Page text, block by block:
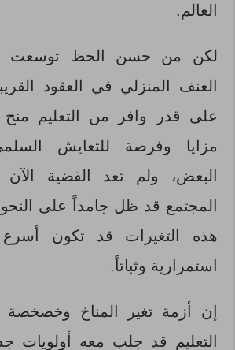
العالم.
لكن من حسن الحظ توسعت
العنف المنزلي في العقود
على قدر وافر من التعليم منح
مزايا وفرصة للتعايش
البعض، ولم تعد القضية
المجتمع قد ظل جامداً على
هذه التغيرات قد تكون أسرع
استمرارية وثباتاً.
إن أزمة تغير المناخ وخصخصة
التعليم قد جلب معه أولويات